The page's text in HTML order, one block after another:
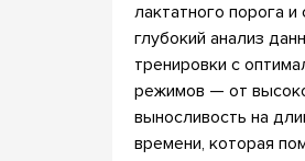
лактатного порога
глубокий анализ
тренировки с
режимов — от
выносливость на
времени, которая